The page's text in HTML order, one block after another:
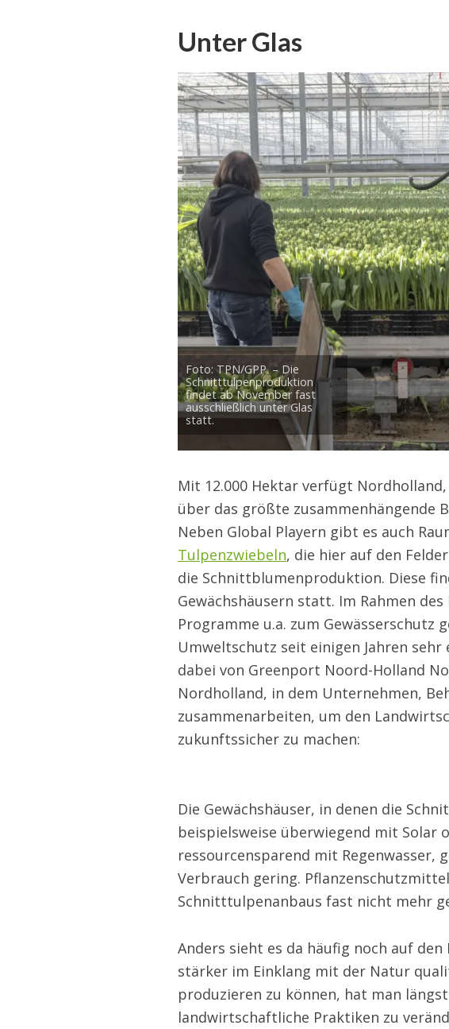
Unter Glas
Foto: TPN/GPP. – Die
Schnitttulpenproduktion
findet ab November fast
ausschließlich unter Glas
statt.
Mit 12.000 Hektar verfügt
über das größte zusammenhängende
Neben Global Playern gibt es auch
Tulpenzwiebeln, die hier auf den
die Schnittblumenproduktion. Diese
Gewächshäusern statt. Im Rahmen
Programme u.a. zum Gewässerschutz
Umweltschutz seit einigen Jahren
dabei von Greenport Noord-Holland
Nordholland, in dem Unternehmen,
zusammenarbeiten, um den
zukunftssicher zu machen:
Die Gewächshäuser, in denen die
beispielsweise überwiegend mit Solar
ressourcensparend mit Regenwasser,
Verbrauch gering.
Schnitttulpenanbaus fast nicht mehr
Anders sieht es da häufig noch auf
stärker im Einklang mit der Natur
produzieren zu können, hat man
landwirtschaftliche Praktiken zu